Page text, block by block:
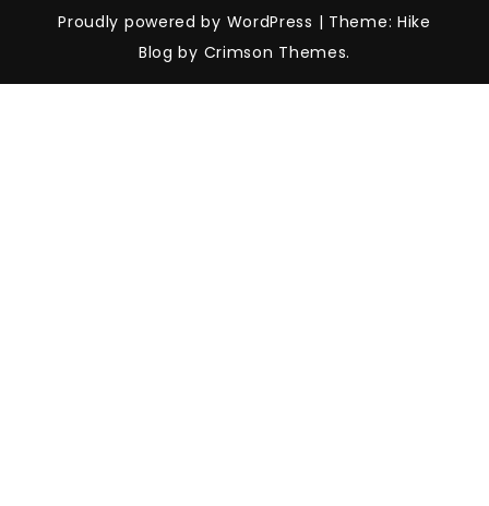
Proudly powered by WordPress | Theme: Hike
Blog by Crimson Themes.